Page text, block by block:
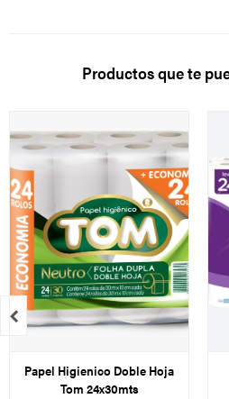
Productos que te
Papel Higienico Doble Hoja
Tom 24x30mts
